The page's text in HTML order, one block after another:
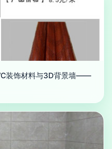
装饰材料与3D背景墙——